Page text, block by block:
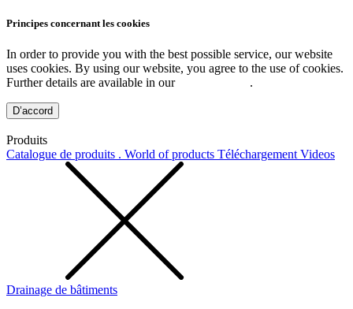
Principes concernant les cookies
In order to provide you with the best possible service, our website
uses cookies. By using our website, you agree to the use of cookies.
Further details are available in our
.
D’accord
Produits
Catalogue de produits . World of products Téléchargement Videos
Drainage de bâtiments